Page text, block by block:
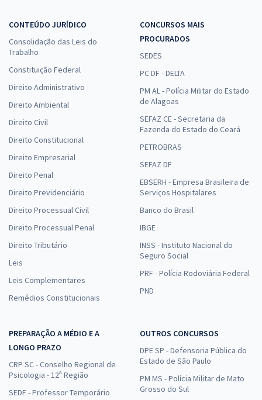
CONTEÚDO JURÍDICO
Consolidação das Leis do
Trabalho
Constituição Federal
Direito Administrativo
Direito Ambiental
Direito Civil
Direito Constitucional
Direito Empresarial
Direito Penal
Direito Previdenciário
Direito Processual Civil
Direito Processual Penal
Direito Tributário
Leis
Leis Complementares
Remédios Constitucionais
CONCURSOS MAIS
PROCURADOS
SEDES
PC DF - DELTA
PM AL - Polícia Militar do Estado
de Alagoas
SEFAZ CE - Secretaria da
Fazenda do Estado do Ceará
PETROBRAS
SEFAZ DF
EBSERH - Empresa Brasileira de
Serviços Hospitalares
Banco do Brasil
IBGE
INSS - Instituto Nacional do
Seguro Social
PRF - Polícia Rodoviária Federal
PND
PREPARAÇÃO A MÉDIO E A
LONGO PRAZO
CRP SC - Conselho Regional de
Psicologia - 12ª Região
SEDF - Professor Temporário
OUTROS CONCURSOS
DPE SP - Defensoria Pública do
Estado de São Paulo
PM MS - Polícia Militar de Mato
Grosso do Sul